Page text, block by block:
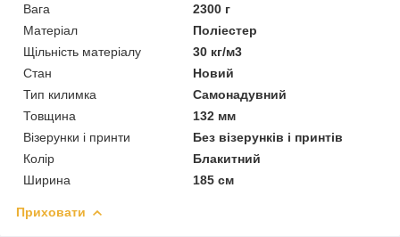
Вага
2300 г
Матеріал
Поліестер
Щільність матеріалу
30 кг/м3
Стан
Новий
Тип килимка
Самонадувний
Товщина
132 мм
Візерунки і принти
Без візерунків і принтів
Колір
Блакитний
Ширина
185 см
Приховати